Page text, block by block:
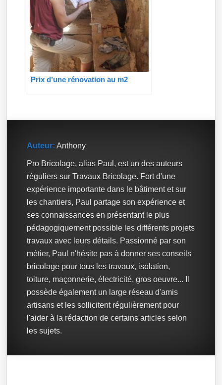
Prix d’une rénovation au m2
Auteur: Anthony
Pro Bricolage, alias Paul, est un des auteurs
réguliers sur Travaux Bricolage. Fort d'une
expérience importante dans le bâtiment et sur
les chantiers, Paul partage son expérience et
ses connaissances en présentant le plus
pédagogiquement possible les différents projets
travaux avec leurs détails. Passionné par son
métier, Paul n'hésite pas à donner ses conseils
bricolage pour tous les travaux, isolation,
toiture, maçonnerie, électricité, gros oeuvre... Il
possède également un large réseau d'amis
artisans et les sollicitent régulièrement pour
l'aider à la rédaction de certains articles selon
les sujets.